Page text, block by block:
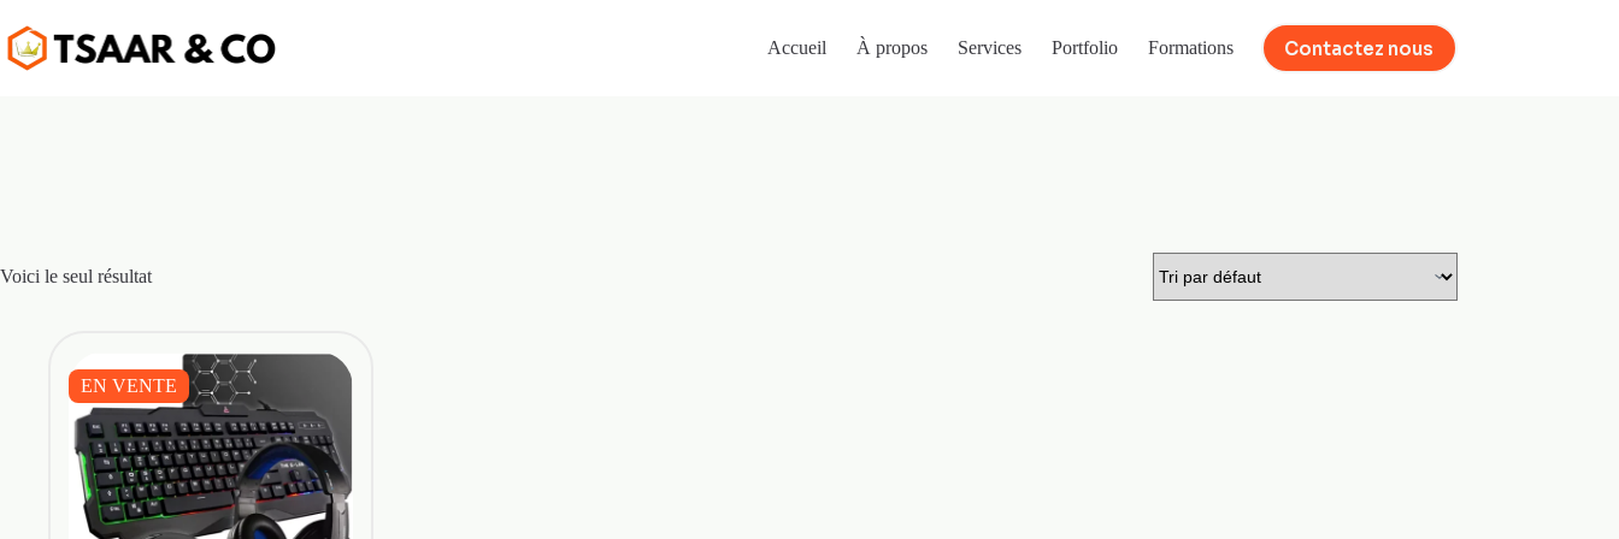
au
contenu
Accueil À propos Services Portfolio Formations Contactez nous
Voici le seul résultat
EN VENTE